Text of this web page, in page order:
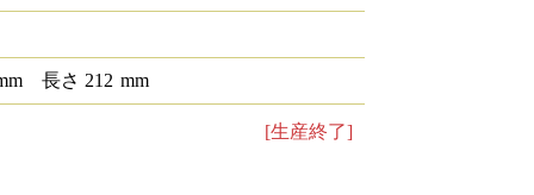
長さ 212 mm
[生産終了]